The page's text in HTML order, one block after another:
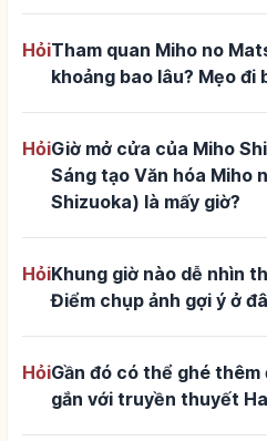
HỏiTham quan Miho no
khoảng bao lâu? Mẹo đi
HỏiGiờ mở cửa của Miho
Sáng tạo Văn hóa Miho
Shizuoka) là mấy giờ?
HỏiKhung giờ nào dễ nhìn
Điểm chụp ảnh gợi ý ở
HỏiGần đó có thể ghé thêm
gắn với truyền thuyết